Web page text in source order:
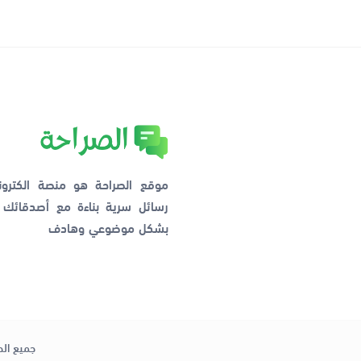
موقع الصراحة هو منصة
رسائل سرية بناءة مع
بشكل موضوعي وهادف
جميع